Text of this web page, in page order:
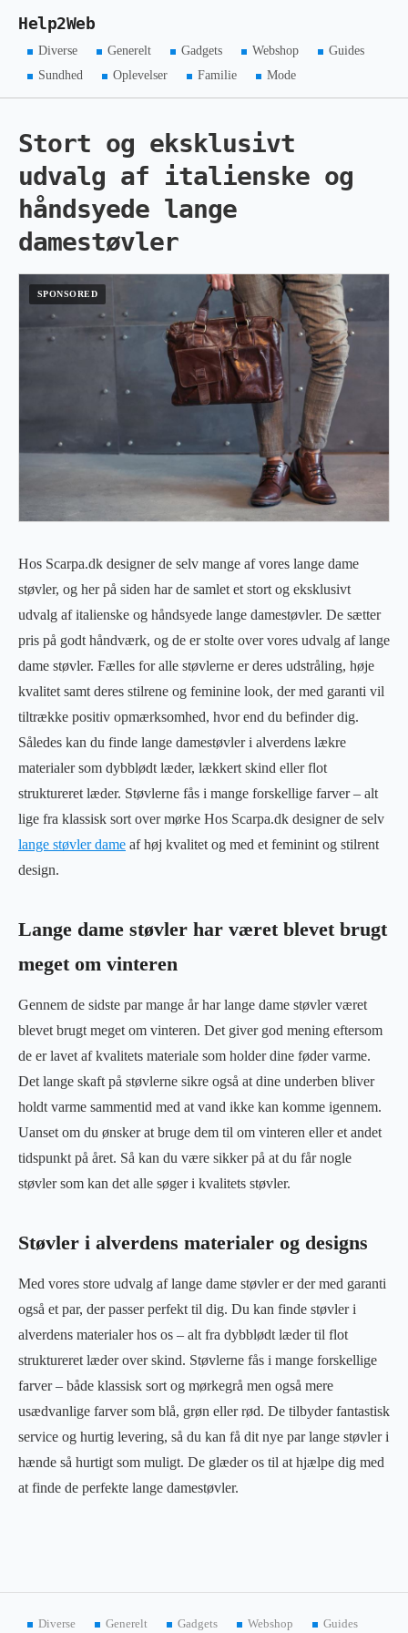
Help2Web
Diverse Generelt Gadgets Webshop
Guides
Sundhed
Oplevelser Familie Mode
Stort og eksklusivt
udvalg af italienske og
håndsyede lange
damestøvler
Hos Scarpa.dk designer de selv mange af vores lange dame
støvler, og her på siden har de samlet et stort og eksklusivt
udvalg af italienske og håndsyede lange damestøvler. De sætter
pris på godt håndværk, og de er stolte over vores udvalg af lange
dame støvler. Fælles for alle støvlerne er deres udstråling, høje
kvalitet samt deres stilrene og feminine look, der med garanti vil
tiltrække positiv opmærksomhed, hvor end du befinder dig.
Således kan du finde lange damestøvler i alverdens lækre
materialer som dybblødt læder, lækkert skind eller flot
struktureret læder. Støvlerne fås i mange forskellige farver – alt
lige fra klassisk sort over mørke Hos Scarpa.dk designer de selv
lange støvler dame af høj kvalitet og med et feminint og stilrent
design.
Lange dame støvler har været blevet brugt
meget om vinteren
Gennem de sidste par mange år har lange dame støvler været
blevet brugt meget om vinteren. Det giver god mening eftersom
de er lavet af kvalitets materiale som holder dine føder varme.
Det lange skaft på støvlerne sikre også at dine underben bliver
holdt varme sammentid med at vand ikke kan komme igennem.
Uanset om du ønsker at bruge dem til om vinteren eller et andet
tidspunkt på året. Så kan du være sikker på at du får nogle
støvler som kan det alle søger i kvalitets støvler.
Støvler i alverdens materialer og designs
Med vores store udvalg af lange dame støvler er der med garanti
også et par, der passer perfekt til dig. Du kan finde støvler i
alverdens materialer hos os – alt fra dybblødt læder til flot
struktureret læder over skind. Støvlerne fås i mange forskellige
farver – både klassisk sort og mørkegrå men også mere
usædvanlige farver som blå, grøn eller rød. De tilbyder fantastisk
service og hurtig levering, så du kan få dit nye par lange støvler i
hænde så hurtigt som muligt. De glæder os til at hjælpe dig med
at finde de perfekte lange damestøvler.
Diverse Generelt Gadgets Webshop Guides